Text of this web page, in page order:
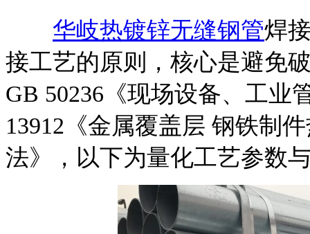
华岐热镀锌无缝钢管焊
接工艺的原则，核心是避免
GB 50236《现场设备、工业
13912《金属覆盖层 钢铁制
法》，以下为量化工艺参数